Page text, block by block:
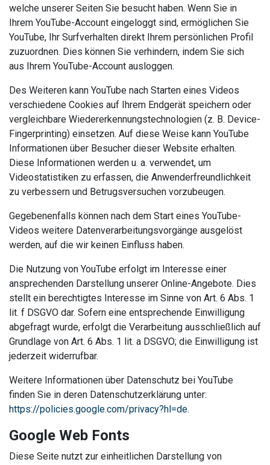
welche unserer Seiten Sie besucht haben. Wenn Sie in
Ihrem YouTube-Account eingeloggt sind, ermöglichen Sie
YouTube, Ihr Surfverhalten direkt Ihrem persönlichen Profil
zuzuordnen. Dies können Sie verhindern, indem Sie sich
aus Ihrem YouTube-Account ausloggen.
Des Weiteren kann YouTube nach Starten eines Videos
verschiedene Cookies auf Ihrem Endgerät speichern oder
vergleichbare Wiedererkennungstechnologien (z. B. Device-
Fingerprinting) einsetzen. Auf diese Weise kann YouTube
Informationen über Besucher dieser Website erhalten.
Diese Informationen werden u. a. verwendet, um
Videostatistiken zu erfassen, die Anwenderfreundlichkeit
zu verbessern und Betrugsversuchen vorzubeugen.
Gegebenenfalls können nach dem Start eines YouTube-
Videos weitere Datenverarbeitungsvorgänge ausgelöst
werden, auf die wir keinen Einfluss haben.
Die Nutzung von YouTube erfolgt im Interesse einer
ansprechenden Darstellung unserer Online-Angebote. Dies
stellt ein berechtigtes Interesse im Sinne von Art. 6 Abs. 1
lit. f DSGVO dar. Sofern eine entsprechende Einwilligung
abgefragt wurde, erfolgt die Verarbeitung ausschließlich auf
Grundlage von Art. 6 Abs. 1 lit. a DSGVO; die Einwilligung ist
jederzeit widerrufbar.
Weitere Informationen über Datenschutz bei YouTube
finden Sie in deren Datenschutzerklärung unter:
https://policies.google.com/privacy?hl=de.
Google Web Fonts
Diese Seite nutzt zur einheitlichen Darstellung von